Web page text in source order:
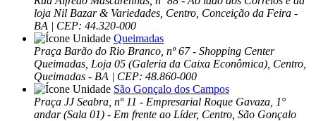
loja Nil Bazar & Variedades, Centro, Conceição da Feira -
BA | CEP: 44.320-000
Queimadas
Praça Barão do Rio Branco, nº 67 - Shopping Center
Queimadas, Loja 05 (Galeria da Caixa Econômica), Centro,
Queimadas - BA | CEP: 48.860-000
São Gonçalo dos Campos
Praça JJ Seabra, nº 11 - Empresarial Roque Gavaza, 1°
andar (Sala 01) - Em frente ao Líder, Centro, São Gonçalo